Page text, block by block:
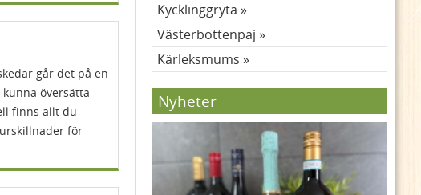
går det på en
översätta
finns allt du
för
Kycklinggryta
Västerbottenpaj
Kärleksmums
Nyheter